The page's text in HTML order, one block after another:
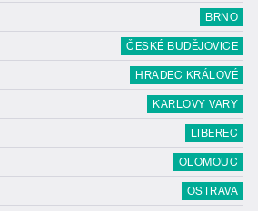
BRNO
ČESKÉ BUDĚJOVICE
HRADEC KRÁLOVÉ
KARLOVY VARY
LIBEREC
OLOMOUC
OSTRAVA